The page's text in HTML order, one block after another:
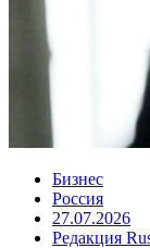
Бизнес
Россия
27.07.2026
Редакция